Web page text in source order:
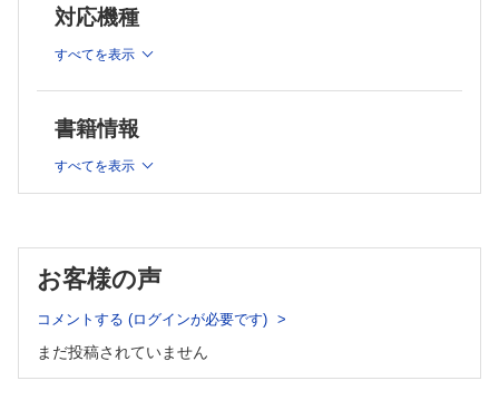
直面する疑問から学ぶ「処方薬選択」の剤テク
ら─（百 賢二 ほか）
・先行バイオ医薬品からバイオシミラーに変更する際の注意点は？（百
賢二 ほか）
・ビスホスホネート製剤の剤形選択のポイントは？（百 賢二 ほ
か）
シリーズ
ぐっとよくなる！ 漢方処方 快訣ビフォーアフター
ポリファーマシー処方の思わぬ落とし穴
医薬品適正使用・育薬フラッシュニュース
・レスベラトロール併⽤でセレコキシブの⾎中濃度上昇
・生菌製剤って抗菌薬と併用でどこまで生きているの？（吉
田 直樹 ほか）
【散剤】
・分包機の使用後，特に丁寧に掃除するべき薬は？（島﨑
学）
【水剤】
・シロップ剤どうしの混合で配合変化はあるの？（山本 佳
直面する疑問から学ぶ「外用剤・注射剤」の剤テク
【貼付剤】
・成人と高齢者ではツロブテロールテープ貼付後の主成分の
吸収は同等なの？（山本 佳久）
対応機種
すべてを表示
書籍情報
すべてを表示
お客様の声
コメントする (ログインが必要です)
まだ投稿されていません